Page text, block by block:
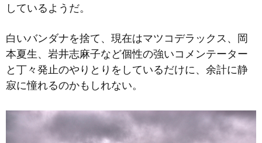
しているようだ。
白いバンダナを捨て、現在はマツコデラックス、岡
本夏生、岩井志麻子など個性の強いコメンテーター
と丁々発止のやりとりをしているだけに、余計に静
寂に憧れるのかもしれない。